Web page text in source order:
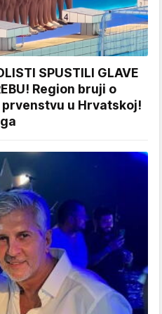
SPUSTILI GLAVE
Region bruji o
u Hrvatskoj!